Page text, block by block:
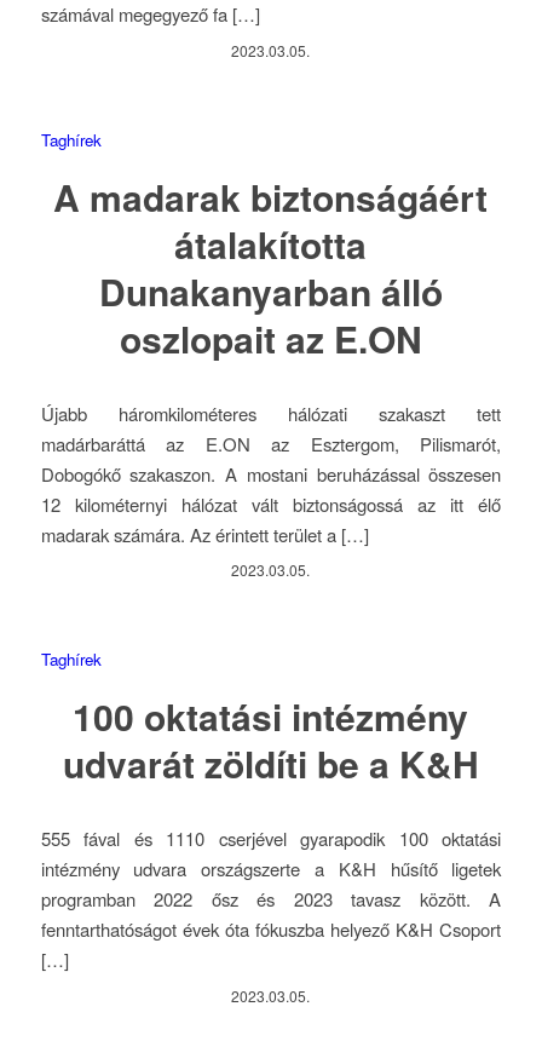
számával megegyező fa […]
2023.03.05.
Taghírek
A madarak biztonságáért
átalakította
Dunakanyarban álló
oszlopait az E.ON
Újabb háromkilométeres hálózati szakaszt tett
madárbaráttá az E.ON az Esztergom, Pilismarót,
Dobogókő szakaszon. A mostani beruházással összesen
12 kilométernyi hálózat vált biztonságossá az itt élő
madarak számára. Az érintett terület a […]
2023.03.05.
Taghírek
100 oktatási intézmény
udvarát zöldíti be a K&H
555 fával és 1110 cserjével gyarapodik 100 oktatási
intézmény udvara országszerte a K&H hűsítő ligetek
programban 2022 ősz és 2023 tavasz között. A
fenntarthatóságot évek óta fókuszba helyező K&H Csoport
[…]
2023.03.05.